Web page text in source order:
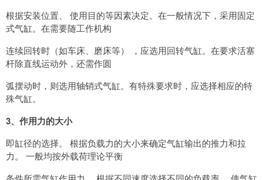
根据安装位置、 使用目的等因素决定。在一般情况下，采用固定
式气缸。在需要随工作机构
连续回转时（如车床、磨床等） ，应选用回转气缸。在要求活塞
杆除直线运动外，还需作圆
弧摆动时，则选用轴销式气缸。有特殊要求时，应选择相应的特
殊气缸。
3、作用力的大小
即缸径的选择。 根据负载力的大小来确定气缸输出的推力和拉
力。 一般均按外载荷理论平衡